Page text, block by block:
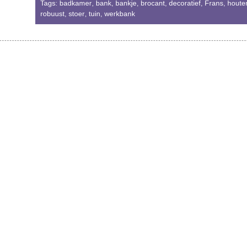
Tags: badkamer, bank, bankje, brocant,decoratief, Frans,
robuust,stoer,tuin,werkbank